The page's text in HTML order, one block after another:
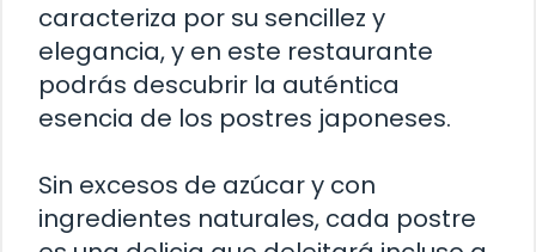
caracteriza por su sencillez y
elegancia, y en este restaurante
podrás descubrir la auténtica
esencia de los postres japoneses.
Sin excesos de azúcar y con
ingredientes naturales, cada postre